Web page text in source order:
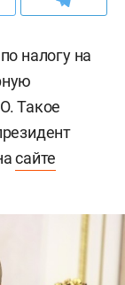
налогу на
Такое
сайте